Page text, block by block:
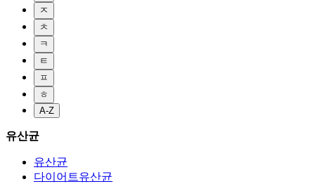
ㅈ
ㅊ
ㅋ
ㅌ
ㅍ
ㅎ
A-Z
유산균
유산균
다이어트유산균